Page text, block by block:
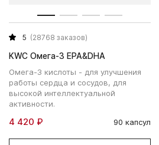
5 (28768 заказов)
KWC Омега-3 EPA&DHA
Омега-3 кислоты - для улучшения
работы сердца и сосудов, для
высокой интеллектуальной
активности.
4 420 ₽ 90 капсул